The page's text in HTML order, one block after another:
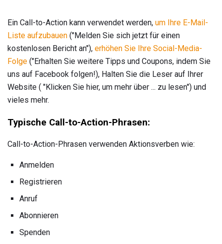
Ein Call-to-Action kann verwendet werden, um Ihre E-Mail-
Liste aufzubauen ("Melden Sie sich jetzt für einen
kostenlosen Bericht an"), erhöhen Sie Ihre Social-Media-
Folge ("Erhalten Sie weitere Tipps und Coupons, indem Sie
uns auf Facebook folgen!), Halten Sie die Leser auf Ihrer
Website ( "Klicken Sie hier, um mehr über ... zu lesen") und
vieles mehr.
Typische Call-to-Action-Phrasen:
Call-to-Action-Phrasen verwenden Aktionsverben wie:
Anmelden
Registrieren
Anruf
Abonnieren
Spenden